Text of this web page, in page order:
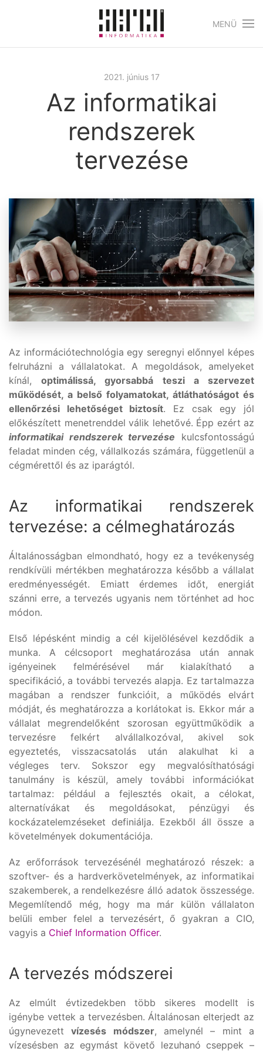
Skip to main content
MENÜ
2021. június 17
Az informatikai
rendszerek
tervezése
Az információtechnológia egy seregnyi előnnyel képes
felruházni a vállalatokat. A megoldások, amelyeket
kínál,optimálissá, gyorsabbá teszi a szervezet
működését, a belső folyamatokat, átláthatóságot és
ellenőrzési lehetőséget biztosít. Ez csak egy jól
előkészített menetrenddel válik lehetővé. Épp ezért az
informatikai rendszerek tervezése kulcsfontosságú
feladat minden cég, vállalkozás számára, függetlenül a
cégmérettől és az iparágtól.
Az informatikai rendszerek
tervezése: a célmeghatározás
Általánosságban elmondható, hogy ez a tevékenység
rendkívüli mértékben meghatározza később a vállalat
eredményességét. Emiatt érdemes időt, energiát
szánni erre, a tervezés ugyanis nem történhet ad hoc
módon.
Első lépésként mindig a cél kijelölésével kezdődik a
munka. A célcsoport meghatározása után annak
igényeinek felmérésével már kialakítható a
specifikáció, a további tervezés alapja. Ez tartalmazza
magában a rendszer funkcióit, a működés elvárt
módját, és meghatározza a korlátokat is. Ekkor már a
vállalat megrendelőként szorosan együttműködik a
tervezésre felkért alvállalkozóval, akivel sok
egyeztetés, visszacsatolás után alakulhat ki a
végleges terv. Sokszor egy megvalósíthatósági
tanulmány is készül, amely további információkat
tartalmaz: például a fejlesztés okait, a célokat,
alternatívákat és megoldásokat, pénzügyi és
kockázatelemzéseket definiálja. Ezekből áll össze a
követelmények dokumentációja.
Az erőforrások tervezésénél meghatározó részek: a
szoftver- és a hardverkövetelmények, az informatikai
szakemberek, a rendelkezésre álló adatok összessége.
Megemlítendő még, hogy ma már külön vállalaton
belüli ember felel a tervezésért, ő gyakran a CIO,
vagyis a Chief Information Officer.
A tervezés módszerei
Az elmúlt évtizedekben több sikeres modellt is
igénybe vettek a tervezésben. Általánosan elterjedt az
úgynevezettvízesés módszer, amelynél – mint a
vízesésben az egymást követő lezuhanó cseppek –